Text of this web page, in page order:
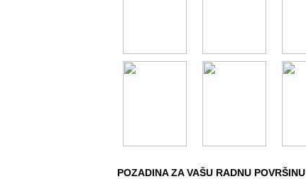
POZADINA ZA VAŠU RADNU POVRŠINU